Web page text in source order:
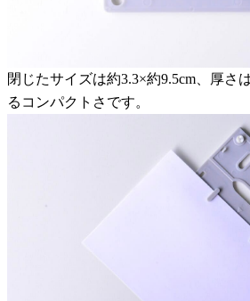
閉じたサイズは約3.3×約9.5cm、厚さ
るコンパクトさです。